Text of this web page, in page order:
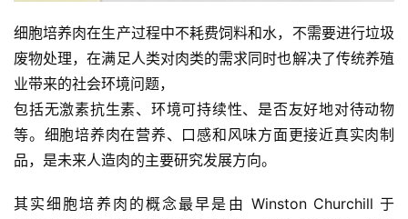
细胞培养肉在生产过程中不耗费饲料和水，不需要进行垃圾
废物处理，在满足人类对肉类的需求同时也解决了传统养殖
业带来的社会环境问题，
包括无激素抗生素、环境可持续性、是否友好地对待动物
等。细胞培养肉在营养、口感和风味方面更接近真实肉制
品，是未来人造肉的主要研究发展方向。
其实细胞培养肉的概念最早是由 Winston Churchill 于